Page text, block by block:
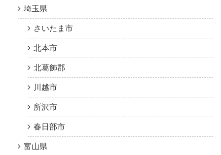
埼玉県
さいたま市
北本市
北葛飾郡
川越市
所沢市
春日部市
富山県